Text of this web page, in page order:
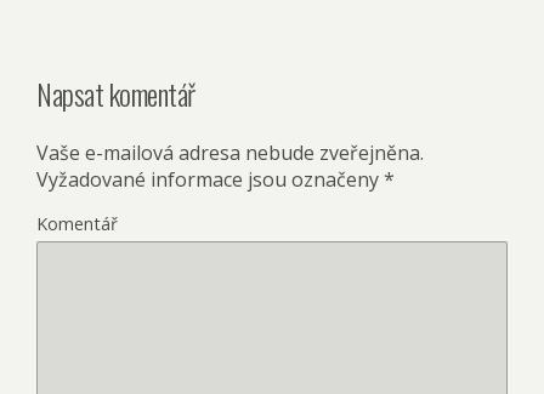
Napsat komentář
Vaše e-mailová adresa nebude zveřejněna.
Vyžadované informace jsou označeny*
Komentář